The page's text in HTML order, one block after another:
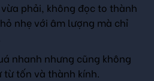
phải, không đọc to thành
nhẹ với âm lượng mà chỉ
nhanh nhưng cũng không
từ tốn và thành kính.